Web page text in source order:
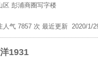
区 彭浦商圈写字楼
人气 7857 次 最近更新 2020/1/
1931